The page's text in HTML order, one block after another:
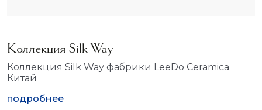
Коллекция Silk Way
Коллекция Silk Way фабрики LeeDo Ceramica
Китай
подробнее